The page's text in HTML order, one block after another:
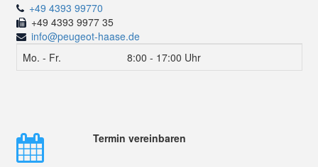
+49 4393 99770
+49 4393 9977 35
info@peugeot-haase.de
Mo. - Fr.
8:00 - 17:00 Uhr
Termin vereinbaren